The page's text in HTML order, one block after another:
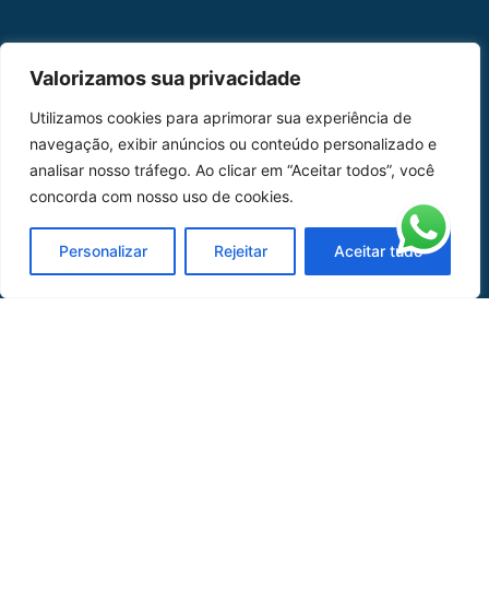
Valorizamos sua privacidade
Utilizamos cookies para aprimorar sua experiência de
navegação, exibir anúncios ou conteúdo personalizado e
analisar nosso tráfego. Ao clicar em “Aceitar todos”, você
concorda com nosso uso de cookies.
Personalizar Rejeitar Aceitar tudo
Home
Peças
Catálogo de Aplicações
Oficina de Mangueiras